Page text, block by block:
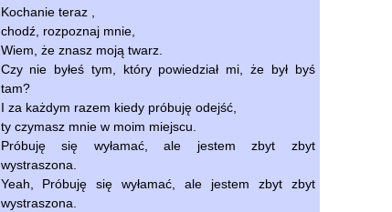
Kochanie teraz ,
chodź, rozpoznaj mnie,
Wiem, że znasz moją twarz.
Czy nie byłeś tym, który powiedział mi, że był byś
tam?
I za każdym razem kiedy próbuję odejść,
ty czymasz mnie w moim miejscu.
Próbuję się wyłamać, ale jestem zbyt zbyt
wystraszona.
Yeah, Próbuję się wyłamać, ale jestem zbyt zbyt
wystraszona.